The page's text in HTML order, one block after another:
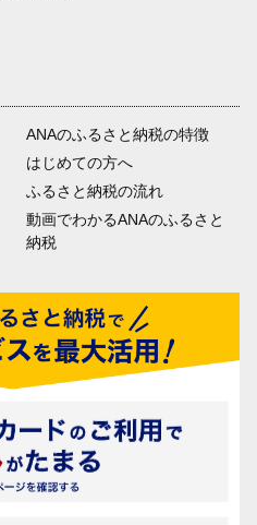
ANAのふるさと納税の特徴
はじめての方へ
ふるさと納税の流れ
動画でわかるANAのふるさと
納税